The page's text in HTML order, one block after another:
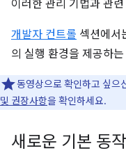
이러한 관리 기법과 관
개발자 컨트롤 섹션에서
의 실행 환경을 제공하
동영상으로 확인하고 싶으
및 권장사항을 확인하세요.
새로운 기본 동작